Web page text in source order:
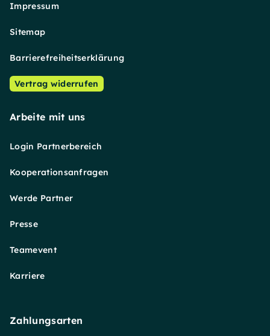
Impressum
Sitemap
Barrierefreiheitserklärung
Vertrag widerrufen
Arbeite mit uns
Login Partnerbereich
Kooperationsanfragen
Werde Partner
Presse
Teamevent
Karriere
Zahlungsarten